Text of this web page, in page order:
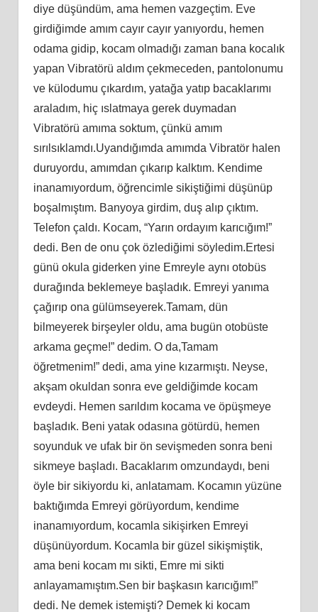
diye düşündüm, ama hemen vazgeçtim. Eve
girdiğimde amım cayır cayır yanıyordu, hemen
odama gidip, kocam olmadığı zaman bana kocalık
yapan Vibratörü aldım çekmeceden, pantolonumu
ve külodumu çıkardım, yatağa yatıp bacaklarımı
araladım, hiç ıslatmaya gerek duymadan
Vibratörü amıma soktum, çünkü amım
sırılsıklamdı.Uyandığımda amımda Vibratör halen
duruyordu, amımdan çıkarıp kalktım. Kendime
inanamıyordum, öğrencimle sikiştiğimi düşünüp
boşalmıştım. Banyoya girdim, duş alıp çıktım.
Telefon çaldı. Kocam, “Yarın ordayım karıcığım!”
dedi. Ben de onu çok özlediğimi söyledim.Ertesi
günü okula giderken yine Emreyle aynı otobüs
durağında beklemeye başladık. Emreyi yanıma
çağırıp ona gülümseyerek.Tamam, dün
bilmeyerek birşeyler oldu, ama bugün otobüste
arkama geçme!” dedim. O da,Tamam
öğretmenim!” dedi, ama yine kızarmıştı. Neyse,
akşam okuldan sonra eve geldiğimde kocam
evdeydi. Hemen sarıldım kocama ve öpüşmeye
başladık. Beni yatak odasına götürdü, hemen
soyunduk ve ufak bir ön sevişmeden sonra beni
sikmeye başladı. Bacaklarım omzundaydı, beni
öyle bir sikiyordu ki, anlatamam. Kocamın yüzüne
baktığımda Emreyi görüyordum, kendime
inanamıyordum, kocamla sikişirken Emreyi
düşünüyordum. Kocamla bir güzel sikişmiştik,
ama beni kocam mı sikti, Emre mi sikti
anlayamamıştım.Sen bir başkasın karıcığım!”
dedi. Ne demek istemişti? Demek ki kocam